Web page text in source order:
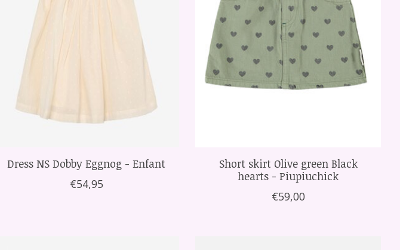
Dress NS Dobby Eggnog - Enfant
€54,95
Short skirt Olive green Black
hearts - Piupiuchick
€59,00